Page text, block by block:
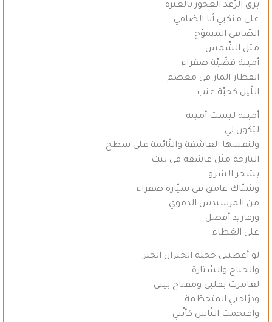
برق الرّعد العجوز بالعنزة
على منكبي أنا الصّافي
الصّافي المتموّج
مثل الشّمس
أمينة فضّيّة صفراء
القطار المار في معصم
اللّيل كحبّة عنب.
أمينة ليست أمينة
لتكون لي
ولنفسها العاشقة والنّائمة على سطح
البارحة مثل عاشقة في بيت
بشجر السّرو
وشبّاك غامق في سيّارة صفراء
من المرسيدس الدموي
وزغاريد أفضل
على الغطاء.
لو أعطتني حجلة الجيران الحبر
والجناح والسّتارة
لغامرت بقلبي ومفتاح بيتي
ودرّاجتي المتحطّمة
واقتحمت النّاس كأنّني